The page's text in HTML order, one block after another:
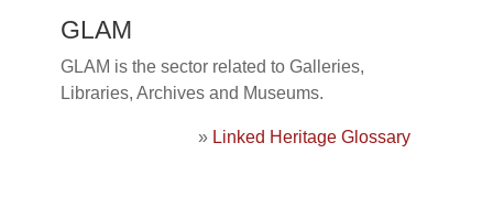
GLAM
GLAM is the sector related to Galleries,
Libraries, Archives and Museums.
» Linked Heritage Glossary